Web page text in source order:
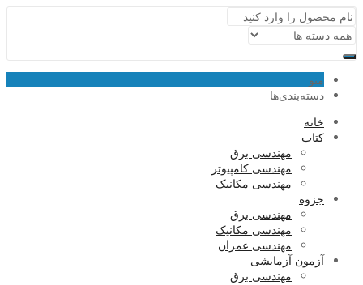
منو
دسته‌بندی‌ها
خانه
کتاب
مهندسی برق
مهندسی کامپیوتر
مهندسی مکانیک
جزوه
مهندسی برق
مهندسی مکانیک
مهندسی عمران
آزمون آزمایشی
مهندسی برق